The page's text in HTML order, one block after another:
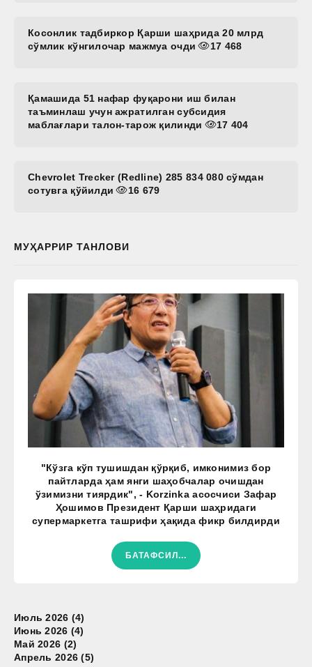
Косонлик тадбиркор Қарши шаҳрида 20 млрд
сўмлик кўнгилочар мажмуа очди
17 468
Қамашида 51 нафар фуқарони иш билан
таъминлаш учун ажратилган субсидия
маблағлари талон-тарож қилинди
17 404
Chevrolet Trecker (Redline) 285 834 080 сўмдан
сотувга қўйилди
16 679
МУҲАРРИР ТАНЛОВИ
"Кўзга кўп тушишдан қўрқиб, имконимиз бор
пайтларда ҳам янги шаҳобчалар очишдан
ўзимизни тиярдик", - Korzinka асосчиси Зафар
Ҳошимов Президент Қарши шаҳридаги
супермаркетга ташрифи ҳақида фикр билдирди
БАТАФСИЛ...
Июль 2026 (4)
Июнь 2026 (4)
Май 2026 (2)
Апрель 2026 (5)